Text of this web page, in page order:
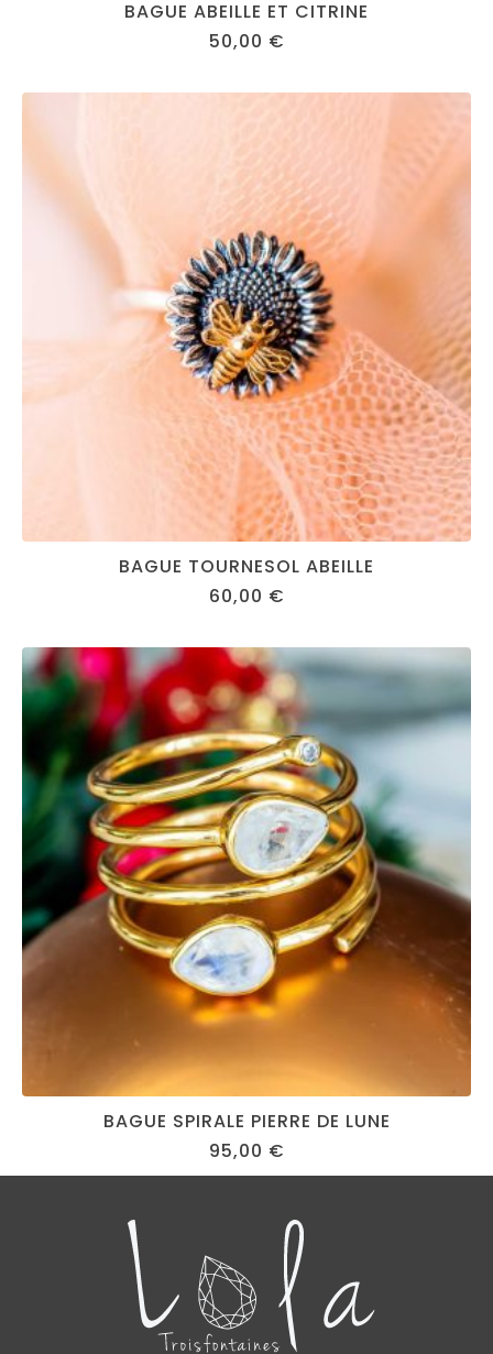
BAGUE ABEILLE ET CITRINE
50,00 €
BAGUE TOURNESOL ABEILLE
60,00 €
BAGUE SPIRALE PIERRE DE LUNE
95,00 €